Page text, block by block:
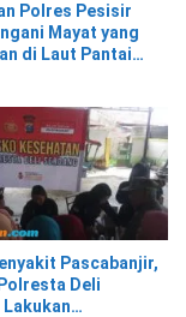
Polres Pesisir
Mayat yang
di Laut Pantai
Pascabanjir,
Deli